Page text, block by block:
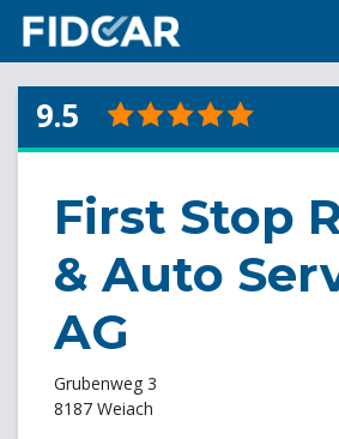
9.5
First Stop
& Auto
AG
Grubenweg 3
8187 Weiach